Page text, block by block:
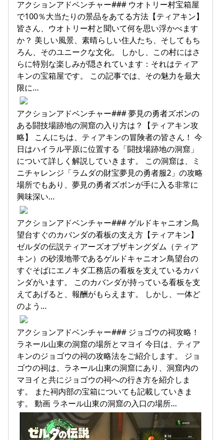
アクションアドベンチャー### ウオトリー村宝箱屋
で100％大当たりの景品をあてる方法【ティアキン】
皆さん、ウオトリー村と聞いて何を思い浮かべます
か？ 美しい風景、素晴らしい住人たち、そしてもち
ろん、そのユニークな文化。 しかし、この村にはさ
らに特別な楽しみが隠されています：それはティア
キンの宝箱屋です。 この記事では、その魅力を最大
限に…
アクションアドベンチャー### 夢見の勇者ズボンの
ある闘技場跡地の洞窟の入り方は？【ティアキン攻
略】 こんにちは、ティアキンの冒険者の皆さん！ 今
日はハイラル平原に位置する「闘技場跡地の洞窟」
について詳しく解説していきます。 この洞窟は、ミ
ニチャレンジ「ラムダの財宝夢見の勇者服2」の攻略
場所でもあり、夢見の勇者ズボンが手に入る非常に
興味深い…
アクションアドベンチャー### ゲルドキャニオン鳥
望台すぐのカバンダの看板の支え方【ティアキン】
ゼルダの伝説ティアーズオブザキングダム（ティア
キン）の砂漠地帯であるゲルドキャニオン鳥望台の
すぐそばにエノキダ工務店の看板を支えているカバ
ンダがいます。 このカバンダが持っている看板を支
えてあげると、報酬がもらえます。 しかし、一体ど
のよう…
アクションアドベンチャー### ジョゴウの祠攻略！
ラネール山東の洞窟の場所とマヨイ 今日は、ティア
キンのジョゴウの祠の攻略法をご紹介します。 ジョ
ゴウの祠は、ラネール山東の洞窟にあり、洞窟内の
マヨイと共にジョゴウの祠への行き方を紹介しま
す。 また祠内部の宝箱についても記載していきま
す。 動画 ラネール山東の洞窟の入口の場所…